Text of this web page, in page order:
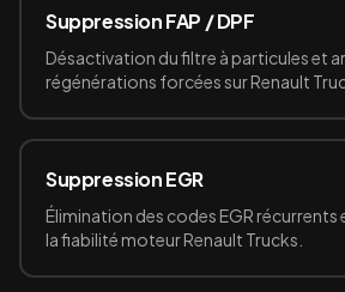
Suppression FAP / DPF
Désactivation du filtre à particules et
régénérations forcées sur Renault
Suppression EGR
Élimination des codes EGR
la fiabilité moteur Renault Trucks.